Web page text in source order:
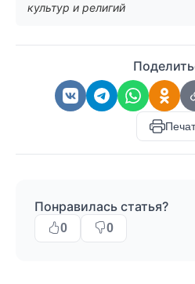
культур и религий
Понравилась статья?
0 0